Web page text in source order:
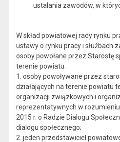
ustalania zawodów, w
W skład powiatowej rady rynku
ustawy o rynku pracy i służbach
osoby powołane przez Starostę
terenie powiatu:
1. osoby powoływane przez
działających na terenie powiatu
organizacji związkowych i
reprezentatywnych w
2015 r. o Radzie Dialogu
dialogu społecznego;
2. jeden przedstawiciel